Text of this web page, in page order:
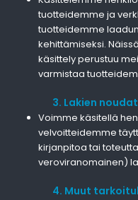
tuotteidemme ja
tuotteidemme
kehittämiseksi.
käsittely perustuu
varmistaa
3. Lakien
Voimme käsitellä
velvoitteidemme
kirjanpitoa tai
veroviranomainen)
4. Muut